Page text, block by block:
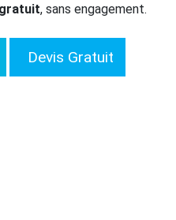
, sans engagement.
Devis Gratuit